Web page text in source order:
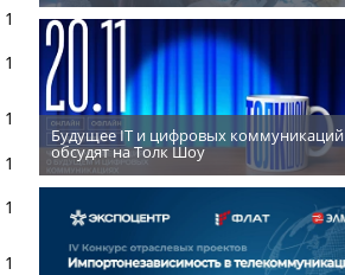
1
1
1
1
1
1
Будущее IT и цифровых коммуникаций
обсудят на Толк Шоу